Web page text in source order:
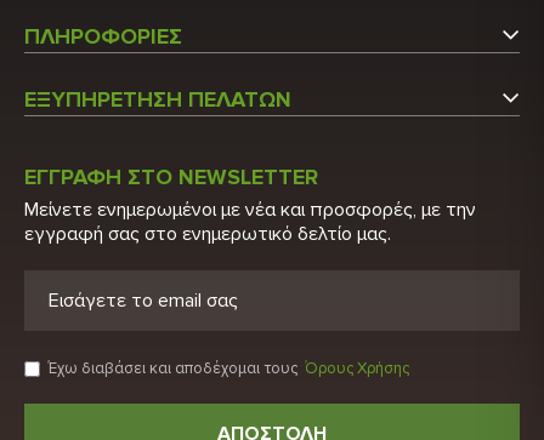
Άγιος Στέφανος Αττικής
Τ.Κ.: 14565
Τ: 210 2848522
E: info@biohygeia.gr
ΠΛΗΡΟΦΟΡΙΕΣ
Κατάλογος
Πιστοποιητικά
Πολιτική Απορρήτου
Όροι χρήσης
Αρχική
ΕΞΥΠΗΡΕΤΗΣΗ ΠΕΛΑΤΩΝ
Νέα Προϊόντα
ΕΓΓΡΑΦΗ ΣΤΟ NEWSLETTER
Μείνετε ενημερωμένοι με νέα και προσφορές, με την
εγγραφή σας στο ενημερωτικό δελτίο μας.
ΑΠΟΣΤΟΛΗ
Έχω διαβάσει και αποδέχομαι τους Όρους Χρήσης